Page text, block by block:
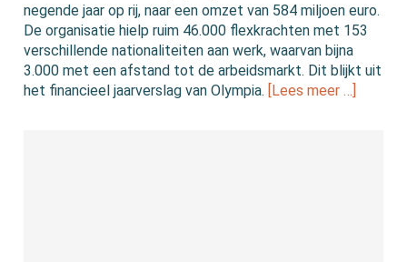
negende jaar op rij, naar een omzet van 584 miljoen euro.
De organisatie hielp ruim 46.000 flexkrachten met 153
verschillende nationaliteiten aan werk, waarvan bijna
3.000 met een afstand tot de arbeidsmarkt. Dit blijkt uit
het financieel jaarverslag van Olympia. [Lees meer …]